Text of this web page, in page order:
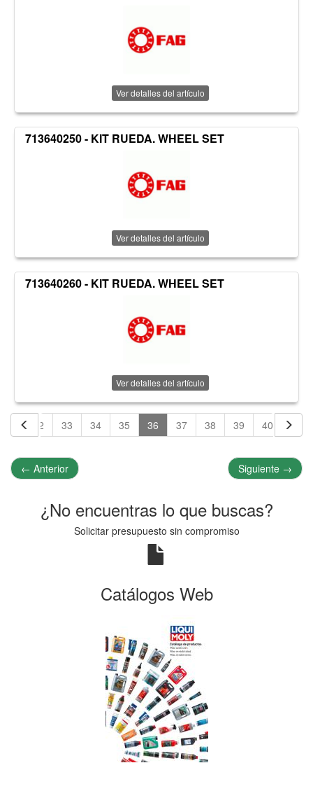
Ver detalles del artículo
713640250 - KIT RUEDA. WHEEL SET
Ver detalles del artículo
713640260 - KIT RUEDA. WHEEL SET
Ver detalles del artículo
32 33 34 35 36 37 38 39 40 41
← Anterior Siguiente →
¿No encuentras lo que buscas?
Solicitar presupuesto sin compromiso
Catálogos Web